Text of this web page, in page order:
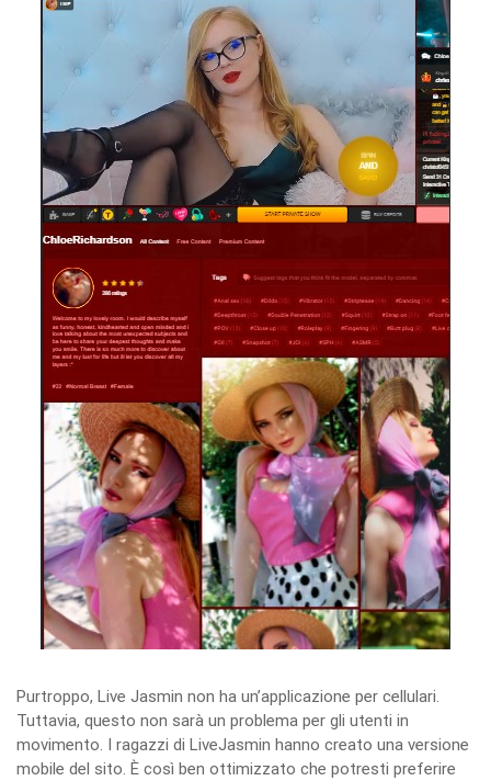
Purtroppo, Live Jasmin non ha un’applicazione per cellulari.
Tuttavia, questo non sarà un problema per gli utenti in
movimento. I ragazzi di LiveJasmin hanno creato una versione
mobile del sito. È così ben ottimizzato che potresti preferire